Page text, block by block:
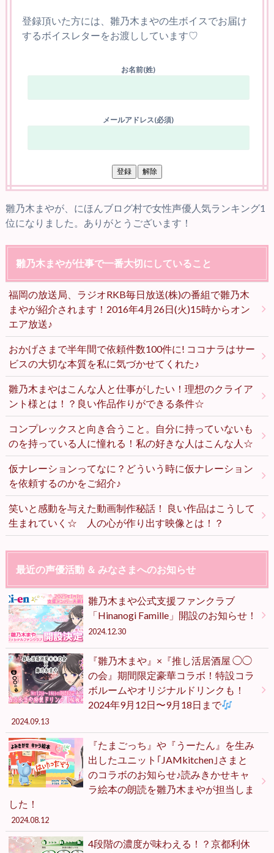
登録頂いた方には、雛乃木まやの生ボイスでお届け
するボイスレターをお渡ししています♡
お名前(姓)
メールアドレス(必須)
雛乃木まやが、にほんブログ村で女性声優人気ランキング1
位になりました。ありがとうございます！
雛乃木まやが仕事で一番大切にしていること
福岡の放送局、ラジオRKB毎日放送(株)の番組で雛乃木
まやが紹介されます！2016年4月26日(火)15時からオン
エア放送♪
おかげさまで半年間で依頼件数100件に! ココナラはサー
ビスの大切な本質を私に気づかせてくれた♪
雛乃木まやはこんな人と仕事がしたい！理想のクライア
ント様とは！？良い作品作りができる条件☆
コンプレックスと向き合うこと。自分に持っていないも
のを持っている人に憧れる！私の好きな人はこんな人☆
仮ナレーションってなに？どういう時に仮ナレーション
を依頼するのかをご紹介♪
笑いと感動を与えた動画制作秘話！ 良い作品はこうして
生まれていく☆ 人の心が作り出す映像とは！？
最近の声優活動 ＆ みなさまへのお知らせ
雛乃木まや公式支援ファンクラブ
「Hinanogi Famille」開設のお知らせ！
2024.12.30
『雛乃木まや』×『推し活居酒屋 ◯◯
の会』期間限定豪華コラボ！特設コラ
ボルームやオリジナルドリンクも！
2024年9月12日〜9月18日まで
2024.09.13
『たまごっち』や『うーたん』を生み
出したユニット｢JAMkitchen｣さまと
のコラボのお知らせ♪読みきかせキャ
ラ絵本の朗読を雛乃木まやが担当しま
した！
2024.08.12
4段階の濃度が味わえる！？京都利休